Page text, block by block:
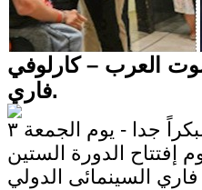
العرب – كارلوفي
فاري.
منذ لحظة وصولي مبكراً جدا - يوم الجمعة ٣
صباح يوم إفتتاح الدورة الستين
السينمائى الدولي